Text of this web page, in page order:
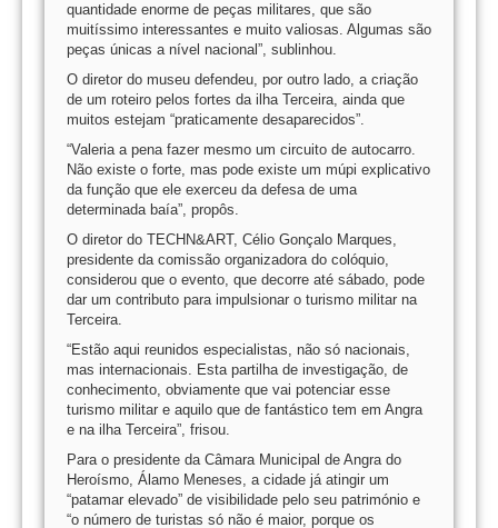
quantidade enorme de peças militares, que são
muitíssimo interessantes e muito valiosas. Algumas são
peças únicas a nível nacional”, sublinhou.
O diretor do museu defendeu, por outro lado, a criação
de um roteiro pelos fortes da ilha Terceira, ainda que
muitos estejam “praticamente desaparecidos”.
“Valeria a pena fazer mesmo um circuito de autocarro.
Não existe o forte, mas pode existe um múpi explicativo
da função que ele exerceu da defesa de uma
determinada baía”, propôs.
O diretor do TECHN&ART, Célio Gonçalo Marques,
presidente da comissão organizadora do colóquio,
considerou que o evento, que decorre até sábado, pode
dar um contributo para impulsionar o turismo militar na
Terceira.
“Estão aqui reunidos especialistas, não só nacionais,
mas internacionais. Esta partilha de investigação, de
conhecimento, obviamente que vai potenciar esse
turismo militar e aquilo que de fantástico tem em Angra
e na ilha Terceira”, frisou.
Para o presidente da Câmara Municipal de Angra do
Heroísmo, Álamo Meneses, a cidade já atingir um
“patamar elevado” de visibilidade pelo seu património e
“o número de turistas só não é maior, porque os